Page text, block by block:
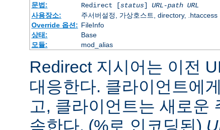
문법:
Redirect [status] URL-path URL
사용장소:
주서버설정, 가상호스트, directory, .htaccess
Override 옵션: FileInfo
상태:
Base
모듈:
mod_alias
Redirect 지시어는 이전
대응한다. 클라이언트에
고, 클라이언트는 새로운
속한다. (%로 인코딩된)